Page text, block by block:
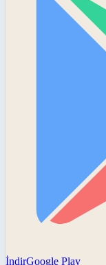
İndirGoogle Play